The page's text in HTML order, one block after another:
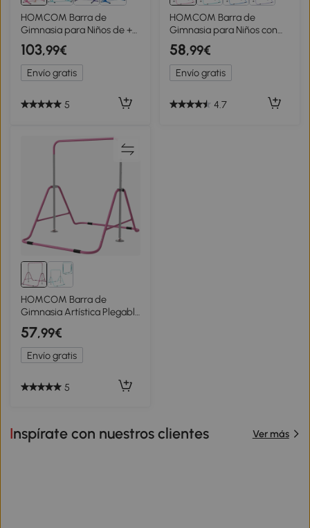
HOMCOM Barra de
Gimnasia para Niños de +3
Años Barra de
Entrenamiento Altura
Ajustable 92-150 cm Carga
75 kg 194x121x150cm Rosa
103,99€
Envío gratis
5
HOMCOM Barra de
Gimnasia para Niños con
Altura Ajustable en 5
Niveles y Anillos
Entrenamiento de
Gimnasia Plegable en Casa
58,99€
Envío gratis
4.7
HOMCOM Barra de
Gimnasia Artística Plegable
Altura Ajustable Equipo de
Gimnasia para
Entrenamiento en Casa
Rosa
57,99€
Envío gratis
5
Inspírate con nuestros clientes Ver más